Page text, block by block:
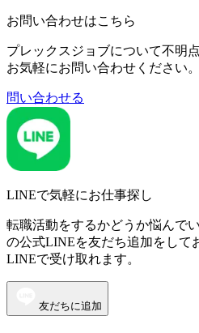
お問い合わせはこちら
プレックスジョブについて不明
お気軽にお問い合わせください。
問い合わせる
LINEで気軽にお仕事探し
転職活動をするかどうか悩んで
の公式LINEを友だち追加をして
LINEで受け取れます。
友だちに追加